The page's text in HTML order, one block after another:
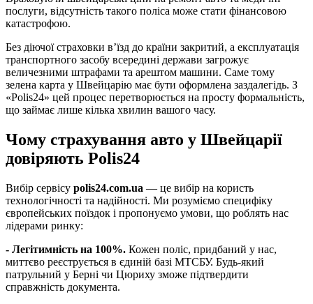
послуги, відсутність такого поліса може стати фінансовою
катастрофою.
Без діючої страховки в’їзд до країни закритий, а експлуатація
транспортного засобу всередині держави загрожує
величезними штрафами та арештом машини. Саме тому
зелена карта у Швейцарію має бути оформлена заздалегідь. З
«Polis24» цей процес перетворюється на просту формальність,
що займає лише кілька хвилин вашого часу.
Чому страхування авто у Швейцарії
довіряють Polis24
Вибір сервісу polis24.com.ua — це вибір на користь
технологічності та надійності. Ми розуміємо специфіку
європейських поїздок і пропонуємо умови, що роблять нас
лідерами ринку:
- Легітимність на 100%. Кожен поліс, придбаний у нас,
миттєво реєструється в єдиній базі МТСБУ. Будь-який
патрульний у Берні чи Цюриху зможе підтвердити
справжність документа.